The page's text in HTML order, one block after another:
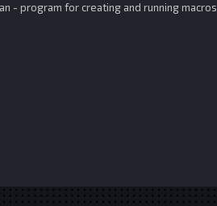
- program for creating and running macros